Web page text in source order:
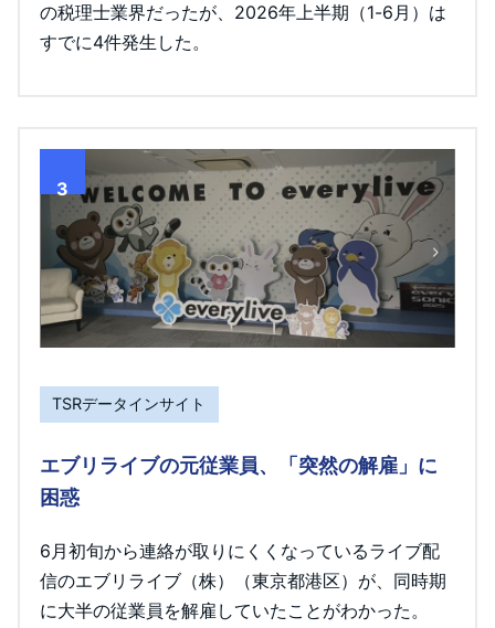
の税理士業界だったが、2026年上半期（1-6月）は
すでに4件発生した。
3
TSRデータインサイト
エブリライブの元従業員、「突然の解雇」に
困惑
6月初旬から連絡が取りにくくなっているライブ配
信のエブリライブ（株）（東京都港区）が、同時期
に大半の従業員を解雇していたことがわかった。